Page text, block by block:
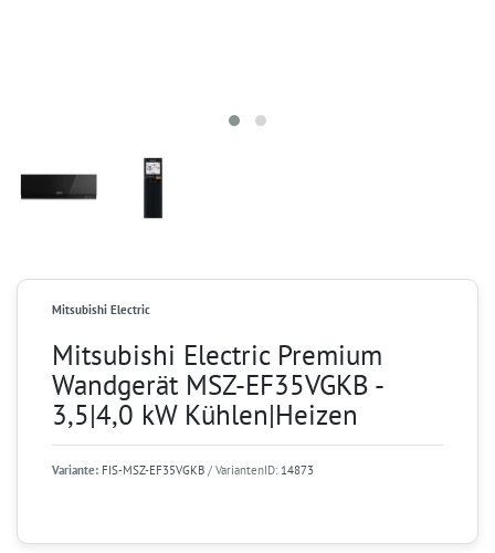
Mitsubishi Electric
Mitsubishi Electric Premium
Wandgerät MSZ-EF35VGKB -
3,5|4,0 kW Kühlen|Heizen
Variante: FIS-MSZ-EF35VGKB / VariantenID: 14873